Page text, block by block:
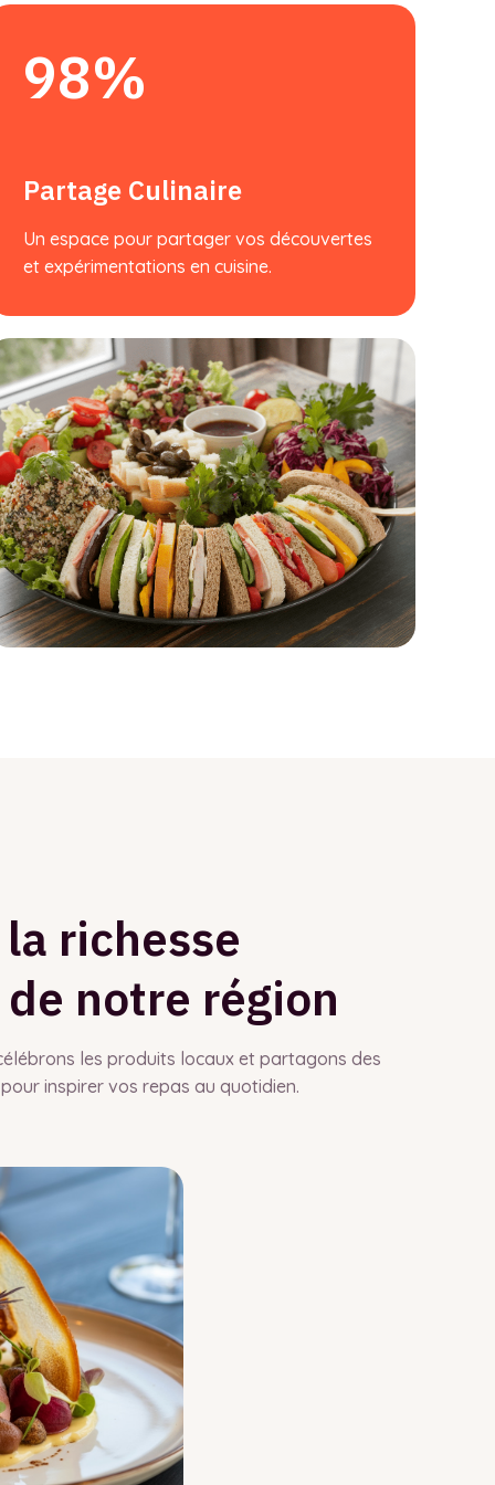
98%
Partage Culinaire
Un espace pour partager vos découvertes
et expérimentations en cuisine.
richesse
notre région
les produits locaux et partagons des
inspirer vos repas au quotidien.